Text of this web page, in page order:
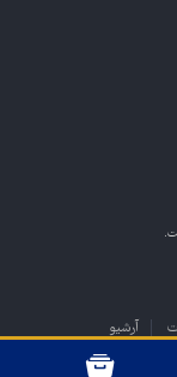
آرشیو